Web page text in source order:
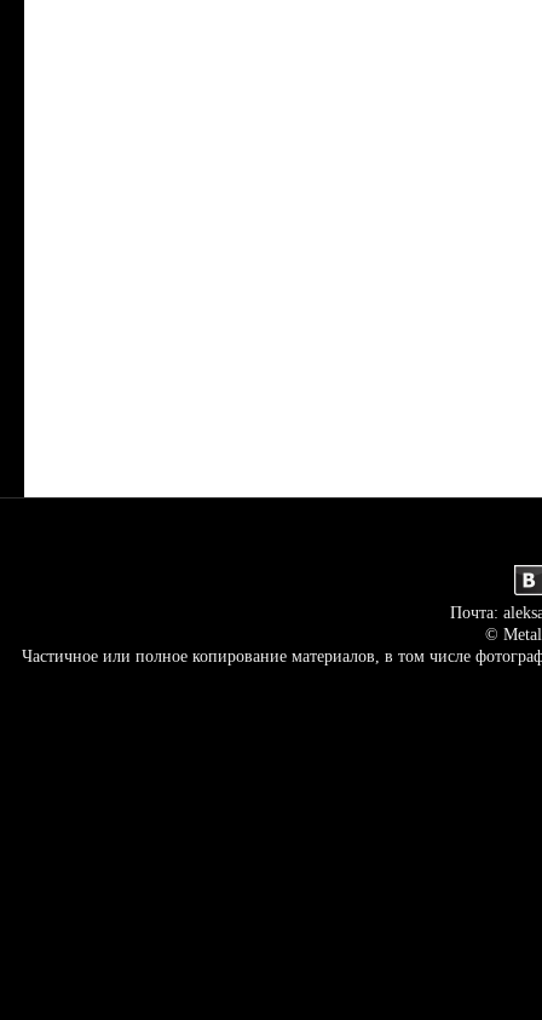
Почта:
©
Частичное или полное копирование материалов, в том числе